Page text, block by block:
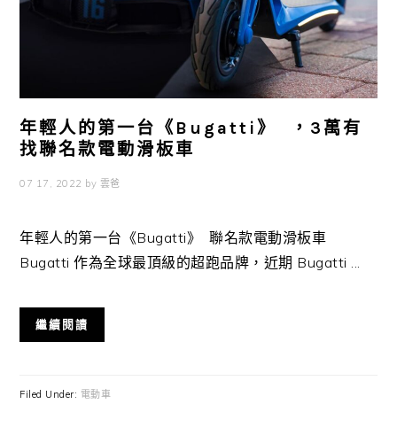
年輕人的第一台《Bugatti》 ，3萬有
找聯名款電動滑板車
07 17, 2022 by 雲爸
年輕人的第一台《Bugatti》 聯名款電動滑板車
Bugatti 作為全球最頂級的超跑品牌，近期 Bugatti ...
繼續閱讀
Filed Under: 電動車